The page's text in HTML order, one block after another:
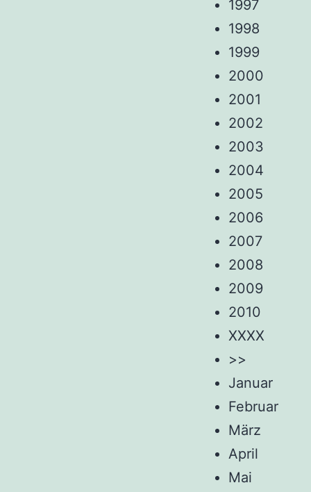
1997
1998
1999
2000
2001
2002
2003
2004
2005
2006
2007
2008
2009
2010
XXXX
>>
Januar
Februar
März
April
Mai